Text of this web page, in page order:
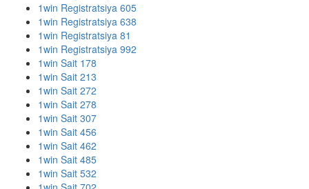
1win Registratsiya 605
1win Registratsiya 638
1win Registratsiya 81
1win Registratsiya 992
1win Sait 178
1win Sait 213
1win Sait 272
1win Sait 278
1win Sait 307
1win Sait 456
1win Sait 462
1win Sait 485
1win Sait 532